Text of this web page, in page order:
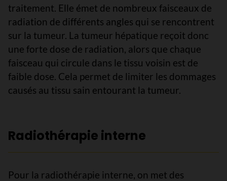
traitement. Elle émet de nombreux faisceaux de
radiation de différents angles qui se rencontrent
sur la tumeur. La tumeur hépatique reçoit donc
une forte dose de radiation, alors que chaque
faisceau qui circule dans le tissu voisin est de
faible dose. Cela permet de limiter les dommages
causés au tissu sain entourant la tumeur.
Radiothérapie interne
Pour la radiothérapie interne, on met des